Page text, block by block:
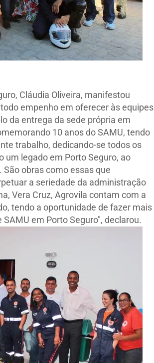
Cláudia Oliveira, manifestou
empenho em oferecer às equipes
da entrega da sede própria em
10 anos do SAMU, tendo
trabalho, dedicando-se todos os
um legado em Porto Seguro, ao
obras como essas que
a seriedade da administração
Vera Cruz, Agrovila contam com a
tendo a oportunidade de fazer mais
em Porto Seguro", declarou.